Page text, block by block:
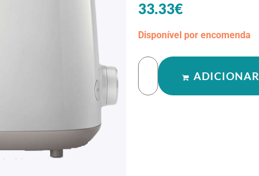
33.33€
Disponível por encomenda
ADICIONAR